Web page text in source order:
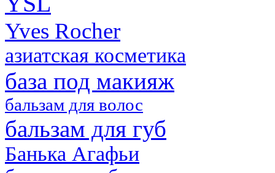
Yves Rocher
азиатская косметика
база под макияж
бальзам для волос
бальзам для губ
Банька Агафьи